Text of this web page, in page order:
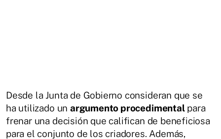
Desde la Junta de Gobierno consideran que se
ha utilizado un argumento procedimentalpara
frenar una decisión que califican de beneficiosa
para el conjunto de los criadores. Además,